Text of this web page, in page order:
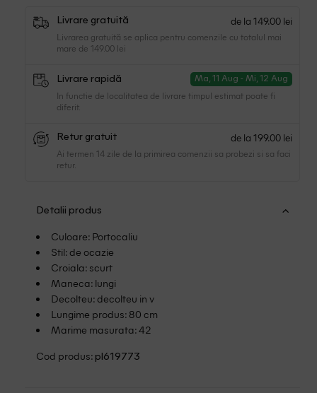
Livrare gratuită de la 149.00 lei
Livrarea gratuită se aplica pentru comenzile cu totalul mai
mare de 149.00 lei
Livrare rapidă Ma, 11 Aug - Mi, 12 Aug
In functie de localitatea de livrare timpul estimat poate fi
diferit.
Retur gratuit de la 199.00 lei
Ai termen 14 zile de la primirea comenzii sa probezi si sa faci
retur.
Detalii produs
Culoare: Portocaliu
Stil: de ocazie
Croiala: scurt
Maneca: lungi
Decolteu: decolteu in v
Lungime produs: 80 cm
Marime masurata: 42
Cod produs: pl619773